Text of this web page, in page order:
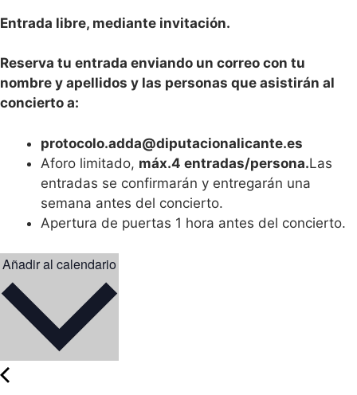
Entrada libre, mediante invitación.
Reserva tu entrada enviando un correo con tu
nombre y apellidos y las personas que asistirán al
concierto a:
protocolo.adda@diputacionalicante.es
Aforo limitado, máx.4 entradas/persona.Las
entradas se confirmarán y entregarán una
semana antes del concierto.
Apertura de puertas 1 hora antes del concierto.